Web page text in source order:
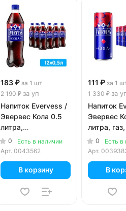
183 ₽ за 1 шт
2 190 ₽ за уп
Напиток Evervess /
Эвервес Кола 0.5
литра,
сильногазированный,
пэт, 12 шт. в уп.
0
Есть в наличии
Арт. 0043562
В корзину
111 ₽ за 1
1 330 ₽ за
Напиток
Эвервес
литра,
шт. в уп.
0
Есть в
Арт.
В